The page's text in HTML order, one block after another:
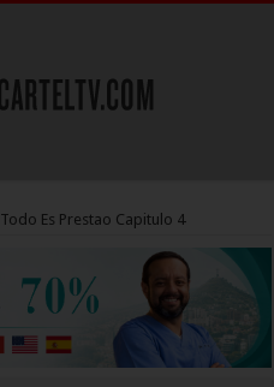
Todo Es Prestao Capitulo 4